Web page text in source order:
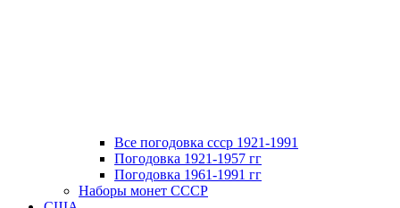
Все погодовка ссср 1921-1991
Погодовка 1921-1957 гг
Погодовка 1961-1991 гг
Наборы монет СССР